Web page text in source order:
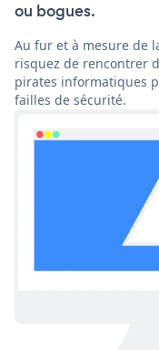
ou bogues.
Au fur et à mesure de
risquez de rencontrer
pirates informatiques
failles de sécurité.